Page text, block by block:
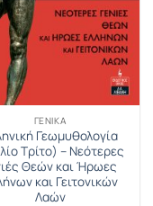
ΓΕΝΙΚΆ
Γεωμυθολογία
Τρίτο) – Νεότερες
Θεών και Ήρωες
και Γειτονικών
Λαών